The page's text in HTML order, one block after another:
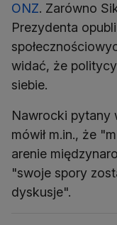
ONZ. Zarówno
Prezydenta
widać, że
siebie.
Nawrocki pytany
mówił m.in., że
arenie
"swoje spory
dyskusje".